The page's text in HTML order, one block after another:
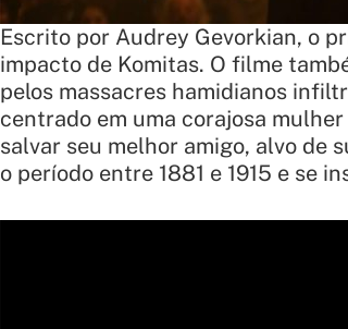
Escrito por Audrey Gevorkian, o
impacto de Komitas. O filme
pelos massacres hamidianos
centrado em uma corajosa
salvar seu melhor amigo, alvo de
o período entre 1881 e 1915 e se